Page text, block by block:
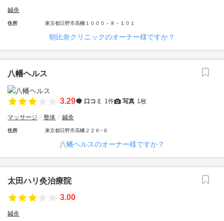
鍼灸
住所 東京都日野市高幡１００５－８－１０１
朝比奈クリニックのオーナー様ですか？
八幡ヘルス
3.29 口コミ 1件 写真 1枚
マッサージ 整体 鍼灸
住所 東京都日野市高幡２２６−６
八幡ヘルスのオーナー様ですか？
太田ハリ灸治療院
3.00
鍼灸